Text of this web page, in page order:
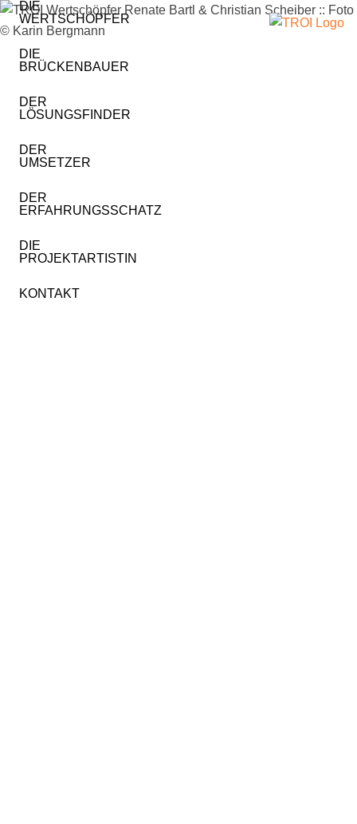
DIE
WERTSCHÖPFER
DIE
BRÜCKENBAUER
DER
LÖSUNGSFINDER
DER
UMSETZER
DER
ERFAHRUNGSSCHATZ
DIE
PROJEKTARTISTIN
KONTAKT